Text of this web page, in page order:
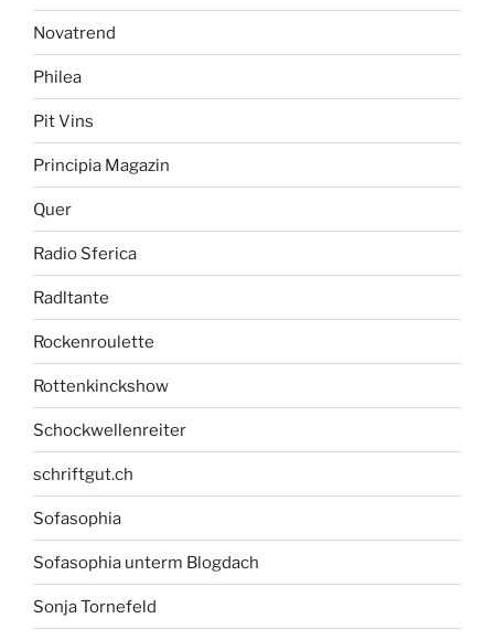
Novatrend
Philea
Pit Vins
Principia Magazin
Quer
Radio Sferica
Radltante
Rockenroulette
Rottenkinckshow
Schockwellenreiter
schriftgut.ch
Sofasophia
Sofasophia unterm Blogdach
Sonja Tornefeld